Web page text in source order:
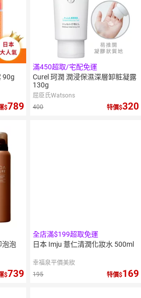
90g
789
滿450超取/宅配免運
Curel 珂潤 潤浸保濕深層卸粧凝露
130g
屈臣氏Watsons
400
特價 320
泡泡
739
全店滿$199超取免運
日本 Imju 薏仁清潤化妝水 500ml
幸福泉平價美妝
195
特價 169